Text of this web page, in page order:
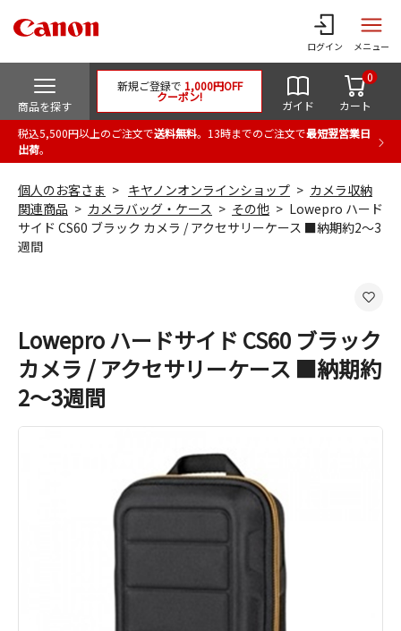
ログイン メニュー
商品を探す
新規ご登録で 1,000円OFF
クーポン!
ガイド カート
0
税込5,500円以上のご注文で送料無料。13時までのご注文で最短翌営業日
出荷。
個人のお客さま キヤノンオンラインショップ
カメラ収納
関連商品
カメラバッグ・ケース その他
Lowepro ハード
サイド CS60 ブラック カメラ / アクセサリーケース ■納期約2～3
週間
Lowepro ハードサイド CS60 ブラック
カメラ / アクセサリーケース ■納期約
2～3週間